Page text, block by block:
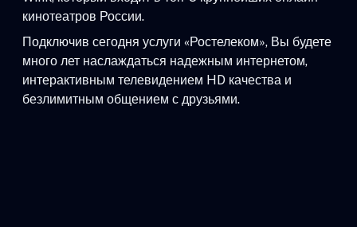
кинотеатров России.
Подключив сегодня услуги «Ростелеком», Вы будете
много лет наслаждаться надежным интернетом,
интерактивным телевидением HD качества и
безлимитным общением с друзьями.